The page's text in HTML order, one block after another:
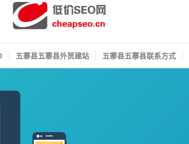
五寨县五寨县外贸建站 五寨县五寨县联系方式